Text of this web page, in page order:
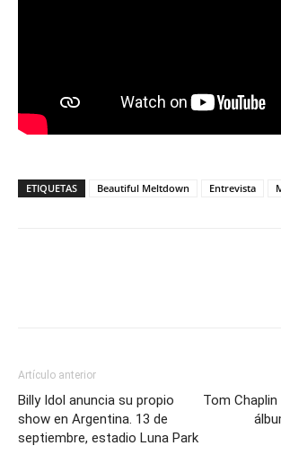
ETIQUETAS Beautiful Meltdown Entrevista
Artículo anterior
Billy Idol anuncia su propio
show en Argentina. 13 de
septiembre, estadio Luna Park
Tom